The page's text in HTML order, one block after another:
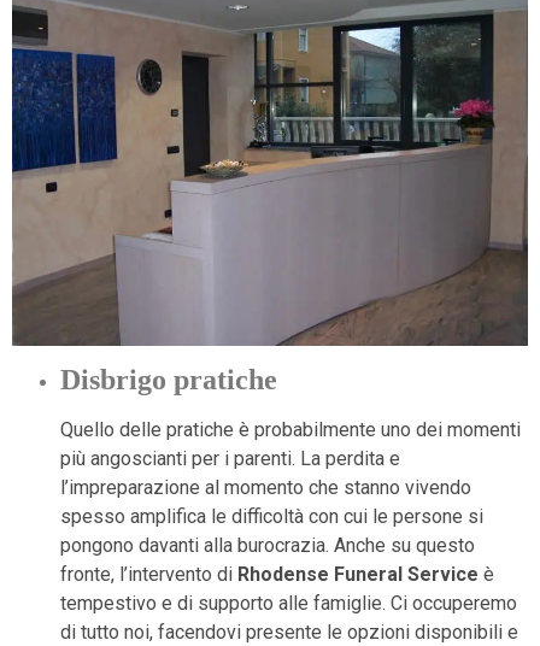
Disbrigo pratiche
Quello delle pratiche è probabilmente uno dei momenti
più angoscianti per i parenti. La perdita e
l’impreparazione al momento che stanno vivendo
spesso amplifica le difficoltà con cui le persone si
pongono davanti alla burocrazia. Anche su questo
fronte, l’intervento di Rhodense Funeral Service è
tempestivo e di supporto alle famiglie. Ci occuperemo
di tutto noi, facendovi presente le opzioni disponibili e